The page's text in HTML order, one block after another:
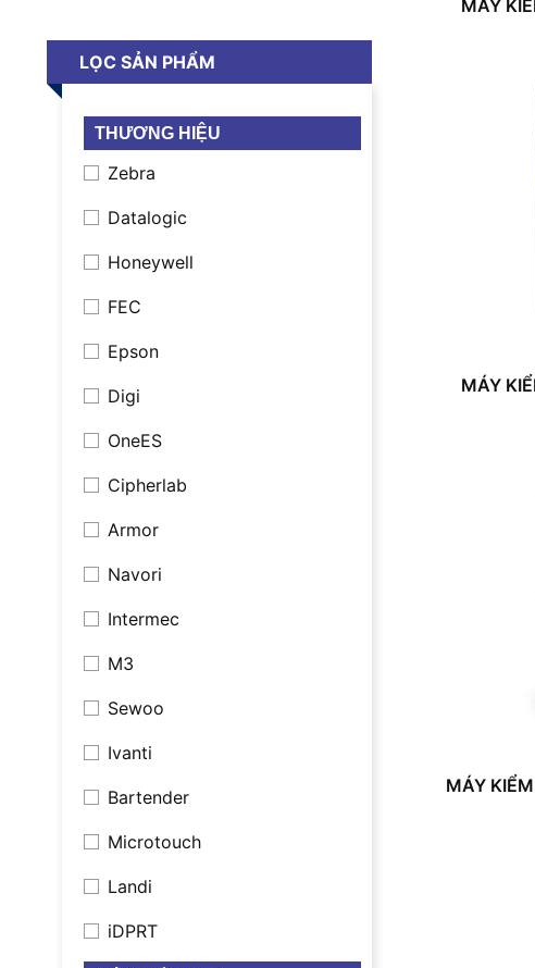
LỌC SẢN PHẨM
THƯƠNG HIỆU
Zebra
Datalogic
Honeywell
FEC
Epson
Digi
OneES
Cipherlab
Armor
Navori
Intermec
M3
Sewoo
Ivanti
Bartender
Microtouch
Landi
iDPRT
MÁY
MÁY
MÁY